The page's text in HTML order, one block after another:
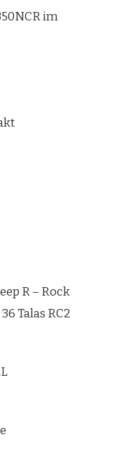
im
R – Rock
Talas RC2